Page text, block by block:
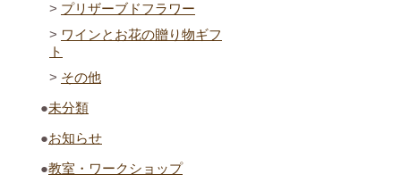
プリザーブドフラワー
ワインとお花の贈り物ギフ
ト
その他
未分類
お知らせ
教室・ワークショップ